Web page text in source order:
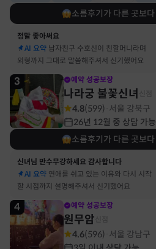
소름후기가 다른 곳보다
정말 좋아써요
AI 요약 남자친구 수호신이 친할머니라며
외형까지 그대로 말씀해주셔서 신기했어요
3 예약 성공보장
나라궁 불꽃신녀
4.8(599) 서울 강북구
26년 12월 중 상담 가능
소름후기가 다른 곳보다
신녀님 만수무강하세요 감사합니다
AI 요약 연애를 쉬고 있는 이유와 다시 시작
할 시점까지 설명해주셔서 신기했어요
4 예약 성공보장
원무암
4.6(596) 서울 강남구